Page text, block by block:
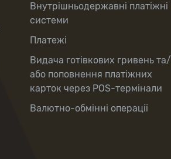
Внутрішньодержавні платіжні
системи
Платежі
Видача готівкових гривень та/
або поповнення платіжних
карток через POS-термінали
Валютно-обмінні операції